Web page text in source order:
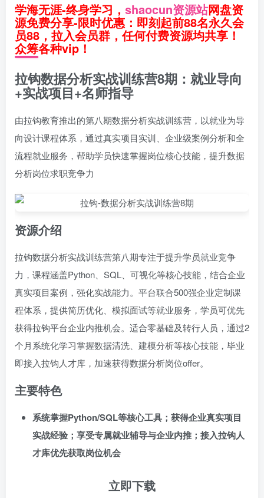
学海无涯-终身学习， shaocun资源站网盘资
源免费分享-限时优惠：即刻起前88名永久会
员88，拉入会员群，任何付费资源均共享！
众筹各种vip！
拉钩数据分析实战训练营8期：就业导向
+实战项目+名师指导
由拉钩教育推出的第八期数据分析实战训练营，以就业为导
向设计课程体系，通过真实项目实训、企业级案例分析和全
流程就业服务，帮助学员快速掌握岗位核心技能，提升数据
分析岗位求职竞争力
资源介绍
拉钩数据分析实战训练营第八期专注于提升学员就业竞争
力，课程涵盖Python、SQL、可视化等核心技能，结合企业
真实项目案例，强化实战能力。平台联合500强企业定制课
程体系，提供简历优化、模拟面试等就业服务，学员可优先
获得拉钩平台企业内推机会。适合零基础及转行人员，通过2
个月系统化学习掌握数据清洗、建模分析等核心技能，毕业
即接入拉钩人才库，加速获得数据分析岗位offer。
主要特色
系统掌握Python/SQL等核心工具；获得企业真实项目
实战经验；享受专属就业辅导与企业内推；接入拉钩人
才库优先获取岗位机会
立即下载